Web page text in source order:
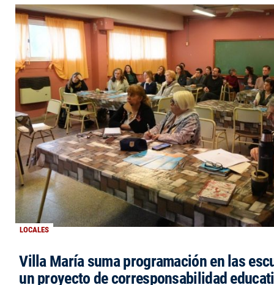
LOCALES
Villa María suma programación en las
un proyecto de corresponsabilidad